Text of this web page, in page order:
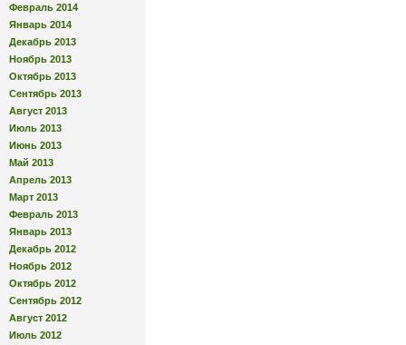
Февраль 2014
Январь 2014
Декабрь 2013
Ноябрь 2013
Октябрь 2013
Сентябрь 2013
Август 2013
Июль 2013
Июнь 2013
Май 2013
Апрель 2013
Март 2013
Февраль 2013
Январь 2013
Декабрь 2012
Ноябрь 2012
Октябрь 2012
Сентябрь 2012
Август 2012
Июль 2012